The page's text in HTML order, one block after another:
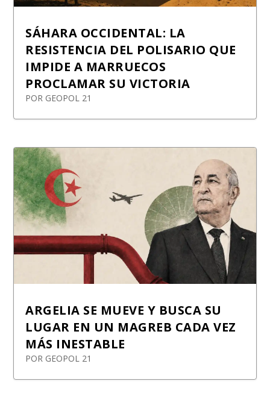
SÁHARA OCCIDENTAL: LA
RESISTENCIA DEL POLISARIO QUE
IMPIDE A MARRUECOS
PROCLAMAR SU VICTORIA
POR GEOPOL 21
ARGELIA SE MUEVE Y BUSCA SU
LUGAR EN UN MAGREB CADA VEZ
MÁS INESTABLE
POR GEOPOL 21